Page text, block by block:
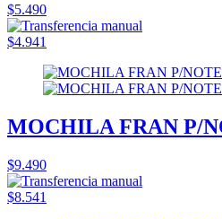
$5.490
$4.941
MOCHILA FRAN P/
$9.490
$8.541